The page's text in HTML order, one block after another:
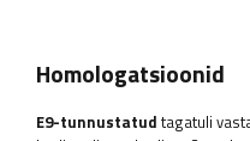
Homologatsioonid
E9-tunnustatud tagatuli